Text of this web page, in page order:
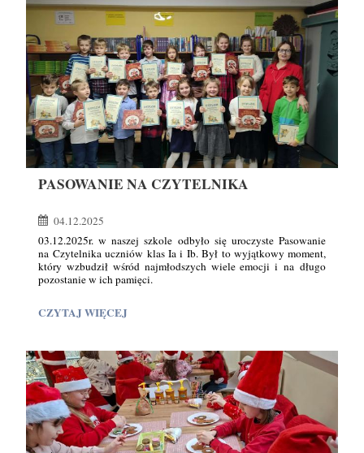
PASOWANIE NA CZYTELNIKA
04.12.2025
03.12.2025r. w naszej szkole odbyło się uroczyste Pasowanie
na Czytelnika uczniów klas Ia i Ib. Był to wyjątkowy moment,
który wzbudził wśród najmłodszych wiele emocji i na długo
pozostanie w ich pamięci.
Głównym celem uroczystości było zachęcenie dzieci
do regularnego korzystania z biblioteki szkolnej, wypożyczania
do grona czytelników biblioteki i jest ważnym krokiem
na drodze ich czytelniczej przygody.
PASOWANIE
CZYTAJ WIĘCEJ